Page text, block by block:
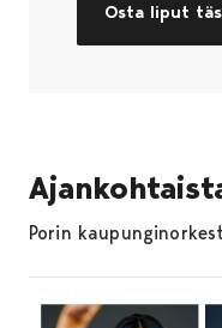
Osta liput
Porin